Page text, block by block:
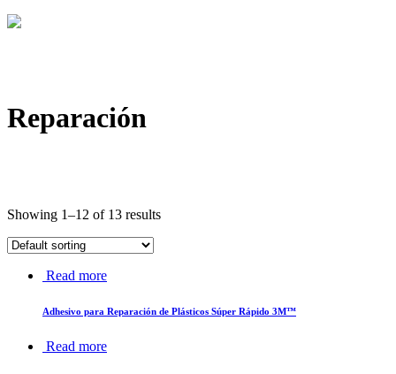
Reparación
Showing 1–12 of 13 results
Read more
Adhesivo para Reparación de Plásticos Súper Rápido 3M™
Read more